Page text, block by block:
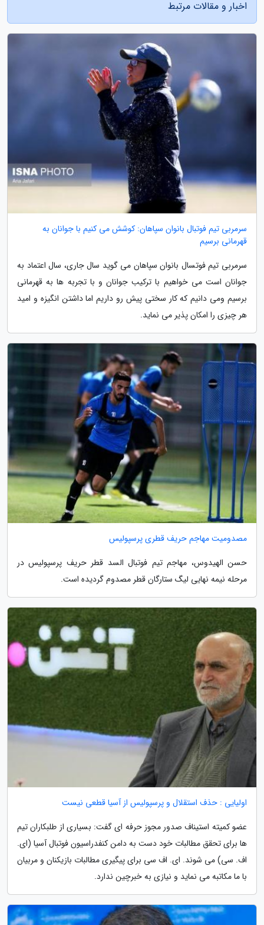
اخبار و مقالات مرتبط
سرمربی تیم فوتبال بانوان سپاهان: کوشش می کنیم با جوانان به
قهرمانی برسیم
سرمربی تیم فوتسال بانوان سپاهان می گوید سال جاری، سال اعتماد به
جوانان است می خواهیم با ترکیب جوانان و با تجربه ها به قهرمانی
برسیم ومی دانیم که کار سختی پیش رو داریم اما داشتن انگیزه و امید
هر چیزی را امکان پذیر می نماید.
مصدومیت مهاجم حریف قطری پرسپولیس
حسن الهیدوس، مهاجم تیم فوتبال السد قطر حریف پرسپولیس در
مرحله نیمه نهایی لیگ ستارگان قطر مصدوم گردیده است.
اولیایی : حذف استقلال و پرسپولیس از آسیا قطعی نیست
عضو کمیته استیناف صدور مجوز حرفه ای گفت: بسیاری از طلبکاران تیم
ها برای تحقق مطالبات خود دست به دامن کنفدراسیون فوتبال آسیا (ای.
اف. سی) می شوند. ای. اف سی برای پیگیری مطالبات بازیکنان و مربیان
با ما مکاتبه می نماید و نیازی به خبرچین ندارد.